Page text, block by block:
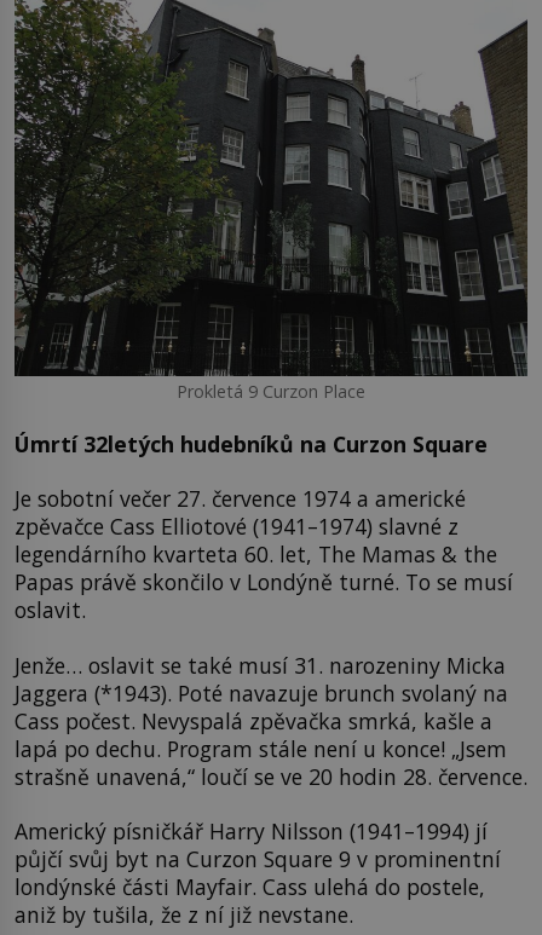
Prokletá 9 Curzon Place
Úmrtí 32letých hudebníků na Curzon Square
Je sobotní večer 27. července 1974 a americké
zpěvačce Cass Elliotové (1941–1974) slavné z
legendárního kvarteta 60. let, The Mamas & the
Papas právě skončilo v Londýně turné. To se musí
oslavit.
Jenže… oslavit se také musí 31. narozeniny Micka
Jaggera (*1943). Poté navazuje brunch svolaný na
Cass počest. Nevyspalá zpěvačka smrká, kašle a
lapá po dechu. Program stále není u konce! „Jsem
strašně unavená,“ loučí se ve 20 hodin 28. července.
Americký písničkář Harry Nilsson (1941–1994) jí
půjčí svůj byt na Curzon Square 9 v prominentní
londýnské části Mayfair. Cass ulehá do postele,
aniž by tušila, že z ní již nevstane.